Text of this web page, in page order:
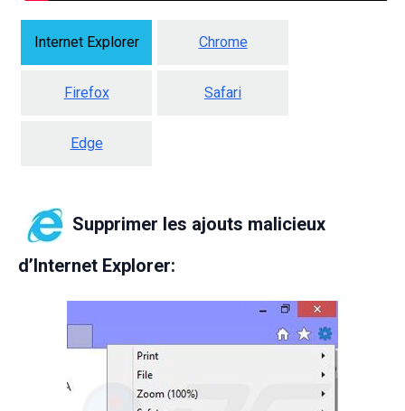
Internet Explorer Chrome
Firefox Safari
Edge
Supprimer les ajouts malicieux
d’Internet Explorer: